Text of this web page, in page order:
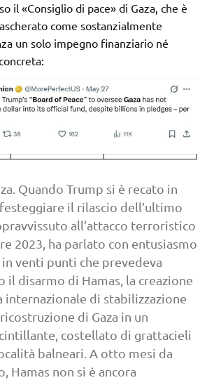
il «Consiglio di pace» di Gaza, che è
come sostanzialmente
un solo impegno finanziario né
Quando Trump si è recato in
il rilascio dell’ultimo
all’attacco terroristico
2023, ha parlato con entusiasmo
venti punti che prevedeva
il disarmo di Hamas, la creazione
internazionale di stabilizzazione
di Gaza in un
costellato di grattacieli
balneari. A otto mesi da
Hamas non si è ancora